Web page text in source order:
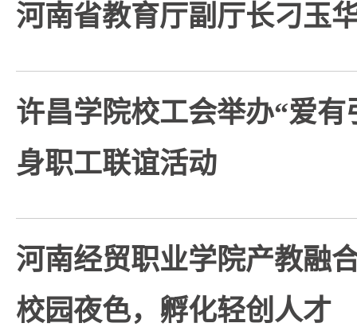
河南省教育厅副厅长刁玉
许昌学院校工会举办“爱有
身职工联谊活动
河南经贸职业学院产教融
校园夜色，孵化轻创人才